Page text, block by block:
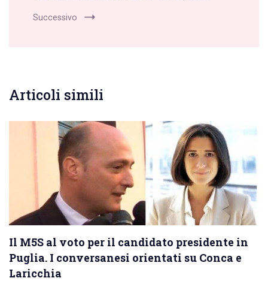
Successivo
Articoli simili
Il M5S al voto per il candidato presidente in
Puglia. I conversanesi orientati su Conca e
Laricchia